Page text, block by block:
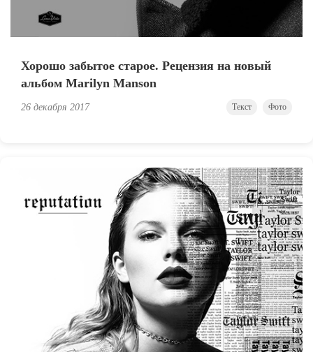
Хорошо забытое старое. Рецензия на новый
альбом Marilyn Manson
26 декабря 2017 Текст Фото